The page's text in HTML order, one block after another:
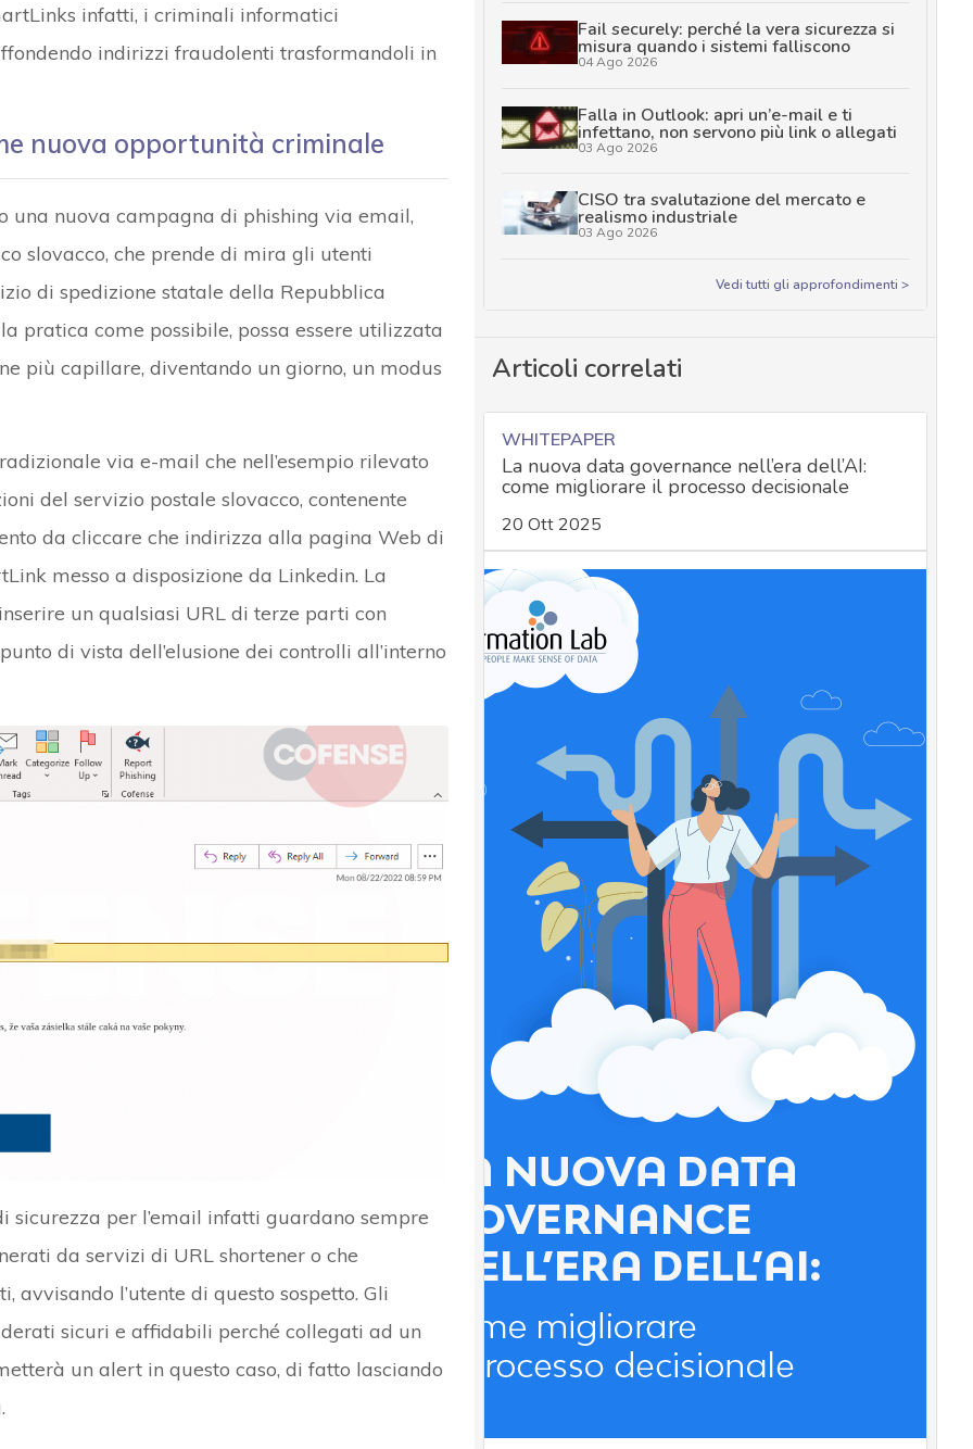
infatti, i criminali informatici
indirizzi fraudolenti trasformandoli in
nuova opportunità criminale
una nuova campagna di phishing via email,
slovacco, che prende di mira gli utenti
di spedizione statale della Repubblica
pratica come possibile, possa essere utilizzata
più capillare, diventando un giorno, un modus
via e-mail che nell’esempio rilevato
del servizio postale slovacco, contenente
da cliccare che indirizza alla pagina Web di
messo a disposizione da Linkedin. La
un qualsiasi URL di terze parti con
di vista dell’elusione dei controlli all’interno
per l’email infatti guardano sempre
da servizi di URL shortener o che
avvisando l’utente di questo sospetto. Gli
sicuri e affidabili perché collegati ad un
un alert in questo caso, di fatto lasciando
Fail securely: perché la vera sicurezza si
misura quando i sistemi falliscono
04 Ago 2026
Falla in Outlook: apri un’e-mail e ti
infettano, non servono più link o allegati
03 Ago 2026
CISO tra svalutazione del mercato e
realismo industriale
03 Ago 2026
Vedi tutti gli approfondimenti >
Articoli correlati
WHITEPAPER
La nuova data governance nell’era dell’AI:
come migliorare il processo decisionale
20 Ott 2025